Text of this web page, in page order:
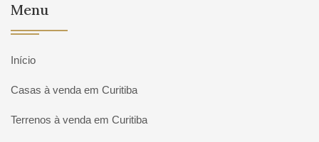
Menu
Início
Casas à venda em Curitiba
Terrenos à venda em Curitiba